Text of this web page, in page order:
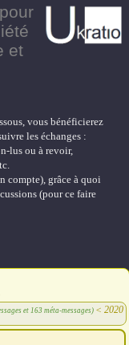
et
vous bénéficierez
les échanges :
lus ou à revoir,
compte), grâce à quoi
(pour ce faire
et 163 méta-messages) < 2020